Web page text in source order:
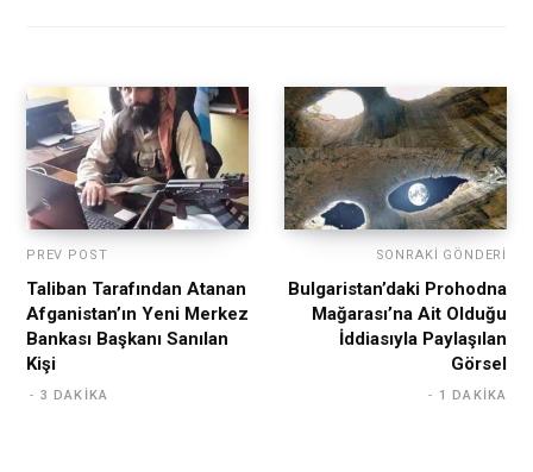
PREV POST
Taliban Tarafından Atanan
Afganistan’ın Yeni Merkez
Bankası Başkanı Sanılan
Kişi
3 DAKIKA
SONRAKI GÖNDERI
Bulgaristan’daki Prohodna
Mağarası’na Ait Olduğu
İddiasıyla Paylaşılan
Görsel
1 DAKIKA